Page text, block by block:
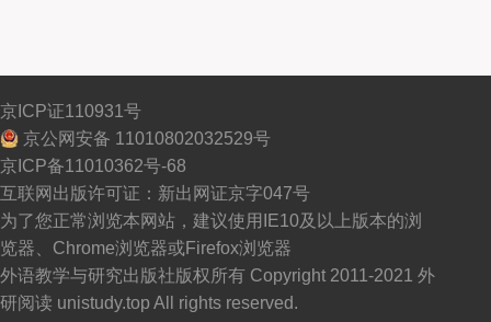
京ICP证110931号
京公网安备 11010802032529号
京ICP备11010362号-68
互联网出版许可证：新出网证京字047号
为了您正常浏览本网站，建议使用IE10及以上版本的浏
览器、Chrome浏览器或Firefox浏览器
外语教学与研究出版社版权所有 Copyright 2011-2021 外
研阅读 unistudy.top All rights reserved.